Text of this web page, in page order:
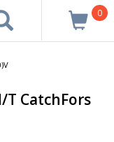
0
T CatchFors